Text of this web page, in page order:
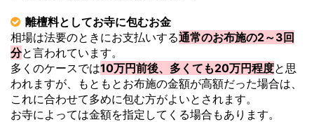
離檀料としてお寺に包むお金
相場は法要のときにお支払いする通常のお布施の2～3回
分と言われています。
多くのケースでは10万円前後、多くても20万円程度と思
われますが、もともとお布施の金額が高額だった場合は、
これに合わせて多めに包む方がよいとされます。
お寺によっては金額を指定してくる場合もあります。